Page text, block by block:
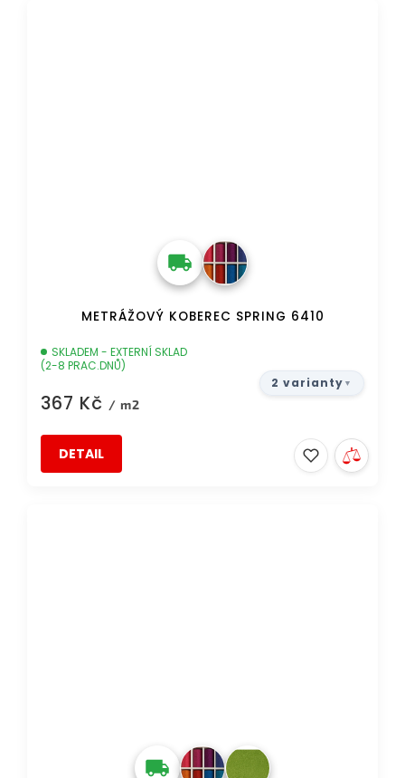
METRÁŽOVÝ KOBEREC SPRING 6410
SKLADEM - EXTERNÍ SKLAD
(2-8 PRAC.DNŮ)
367 Kč / m2
DETAIL
2 varianty